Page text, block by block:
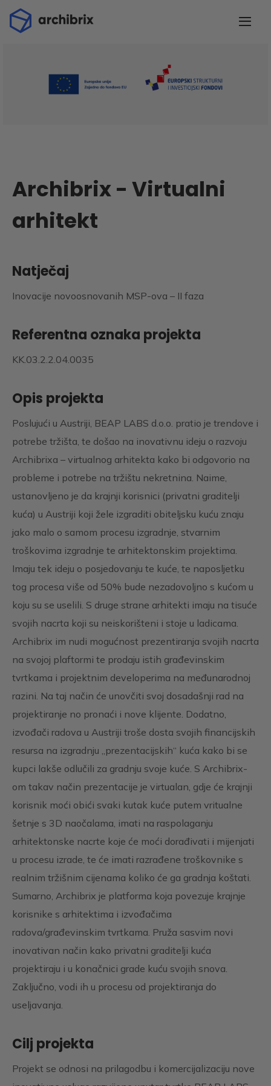
Archibrix - Virtualni
arhitekt
Natječaj
Inovacije novoosnovanih MSP-ova – II faza
Referentna oznaka projekta
KK.03.2.2.04.0035
Opis projekta
Poslujući u Austriji, BEAP LABS d.o.o. pratio je trendove i
potrebe tržišta, te došao na inovativnu ideju o razvoju
Archibrixa – virtualnog arhitekta kako bi odgovorio na
probleme i potrebe na tržištu nekretnina. Naime,
ustanovljeno je da krajnji korisnici (privatni graditelji
kuća) u Austriji koji žele izgraditi obiteljsku kuću znaju
jako malo o samom procesu izgradnje, stvarnim
troškovima izgradnje te arhitektonskim projektima.
Imaju tek ideju o posjedovanju te kuće, te naposljetku
tog procesa više od 50% bude nezadovoljno s kućom u
koju su se uselili. S druge strane arhitekti imaju na tisuće
svojih nacrta koji su neiskorišteni i stoje u ladicama.
Archibrix im nudi mogućnost prezentiranja svojih nacrta
na svojoj plaftormi te prodaju istih građevinskim
tvrtkama i projektnim developerima na međunarodnoj
razini. Na taj način će unovčiti svoj dosadašnji rad na
projektiranje no pronaći i nove klijente. Dodatno,
izvođači radova u Austriji troše dosta svojih financijskih
resursa na izgradnju „prezentacijskih“ kuća kako bi se
kupci lakše odlučili za gradnju svoje kuće. S Archibrix-
om takav način prezentacije je virtualan, gdje će krajnji
korisnik moći obići svaki kutak kuće putem vritualne
šetnje s 3D naočalama, imati na raspolaganju
arhitektonske nacrte koje će moći dorađivati i mijenjati
u procesu izrade, te će imati razrađene troškovnike s
realnim tržišnim cijenama koliko će ga gradnja koštati.
Sumarno, Archibrix je platforma koja povezuje krajnje
korisnike s arhitektima i izvođačima
radova/građevinskim tvrtkama. Pruža sasvim novi
inovativan način kako privatni graditelji kuća
projektiraju i u konačnici grade kuću svojih snova.
Zaključno, vodi ih u procesu od projektiranja do
useljavanja.
Cilj projekta
Projekt se odnosi na prilagodbu i komercijalizaciju nove